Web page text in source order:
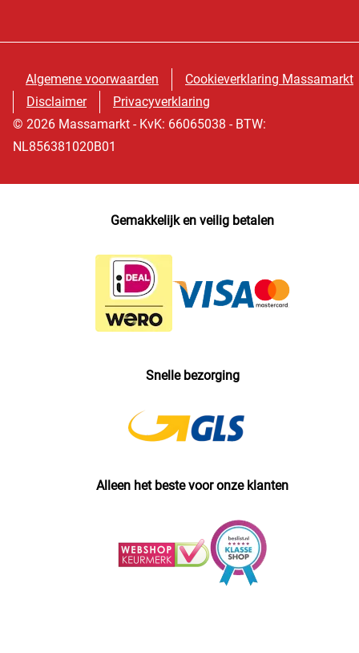
Algemene voorwaarden
Cookieverklaring Massamarkt
Disclaimer
Privacyverklaring
© 2026 Massamarkt - KvK: 66065038 - BTW:
NL856381020B01
Gemakkelijk en veilig betalen
Snelle bezorging
Alleen het beste voor onze klanten